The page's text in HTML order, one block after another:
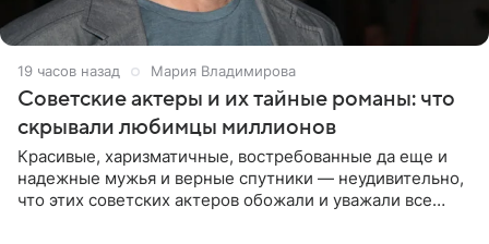
19 часов назад Мария Владимирова
Советские актеры и их тайные романы: что
скрывали любимцы миллионов
Красивые, харизматичные, востребованные да еще и
надежные мужья и верные спутники — неудивительно,
что этих советских актеров обожали и уважали все